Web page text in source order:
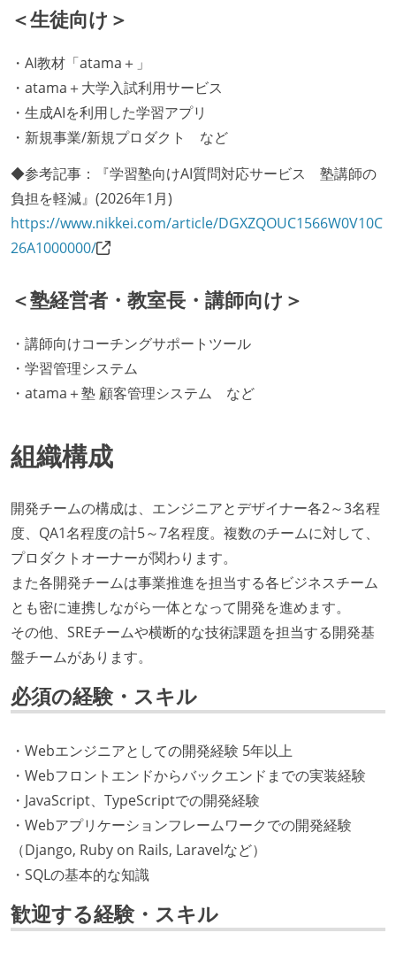
＜生徒向け＞
・AI教材「atama＋」
・atama＋大学入試利用サービス
・生成AIを利用した学習アプリ
・新規事業/新規プロダクト など
◆参考記事：『学習塾向けAI質問対応サービス 塾講師の
負担を軽減』(2026年1月)
https://www.nikkei.com/article/DGXZQOUC1566W0V10C
26A1000000/
＜塾経営者・教室長・講師向け＞
・講師向けコーチングサポートツール
・学習管理システム
・atama＋塾 顧客管理システム など
組織構成
開発チームの構成は、エンジニアとデザイナー各2～3名程
度、QA1名程度の計5～7名程度。複数のチームに対して、
プロダクトオーナーが関わります。
また各開発チームは事業推進を担当する各ビジネスチーム
とも密に連携しながら一体となって開発を進めます。
その他、SREチームや横断的な技術課題を担当する開発基
盤チームがあります。
必須の経験・スキル
・Webエンジニアとしての開発経験 5年以上
・Webフロントエンドからバックエンドまでの実装経験
・JavaScript、TypeScriptでの開発経験
・Webアプリケーションフレームワークでの開発経験
（Django, Ruby on Rails, Laravelなど）
・SQLの基本的な知識
歓迎する経験・スキル